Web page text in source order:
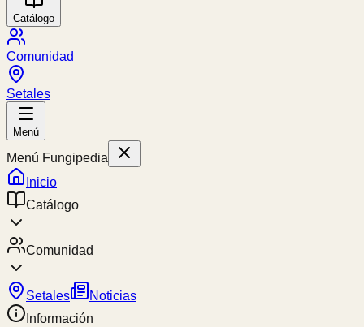
Catálogo
Comunidad
Setales
Menú
Menú Fungipedia
Inicio
Catálogo
Comunidad
Setales
Noticias
Información